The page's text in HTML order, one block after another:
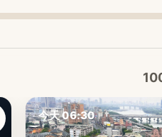
今天 06:30